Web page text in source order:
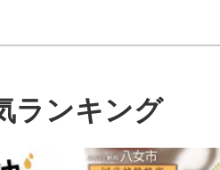
ランキング